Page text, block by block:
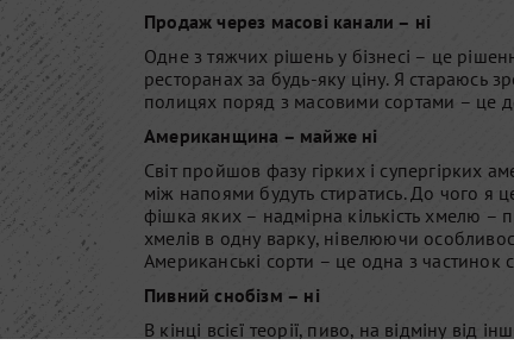
Продаж через масові канали – ні
Одне з тяжчих рішень у бізнесі – це
ресторанах за будь-яку ціну. Я стараюсь
полицях поряд з масовими сортами – це
Американщина – майже ні
Світ пройшов фазу гірких і супергірких
між напоями будуть стиратись. До чого я
фішка яких – надмірна кількість хмелю –
хмелів в одну варку, нівелюючи
Американські сорти – це одна з частинок
Пивний снобізм – ні
В кінці всієї теорії, пиво, на відміну